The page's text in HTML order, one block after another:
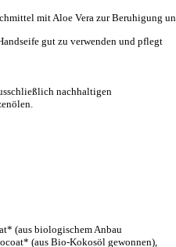
mit Aloe Vera zur Beruhigung
gut zu verwenden und pflegt
nachhaltigen
(aus biologischem Anbau
(aus Bio-Kokosöl gewonnen),